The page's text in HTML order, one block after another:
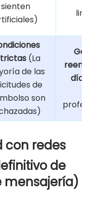
sienten
(La
de las
de
son
días
con redes
de
mensajería)